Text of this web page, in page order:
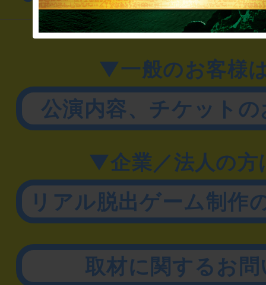
▼一般のお客様
公演内容、チケット
▼企業／法人の方
リアル脱出ゲーム制作
取材に関するお